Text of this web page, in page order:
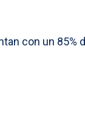
con un 85%